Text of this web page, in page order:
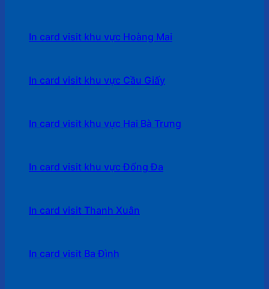
In card visit khu vực Hoàng Mai
In card visit khu vực Cầu Giấy
In card visit khu vực Hai Bà Trưng
In card visit khu vực Đống Đa
In card visit Thanh Xuân
In card visit Ba Đình